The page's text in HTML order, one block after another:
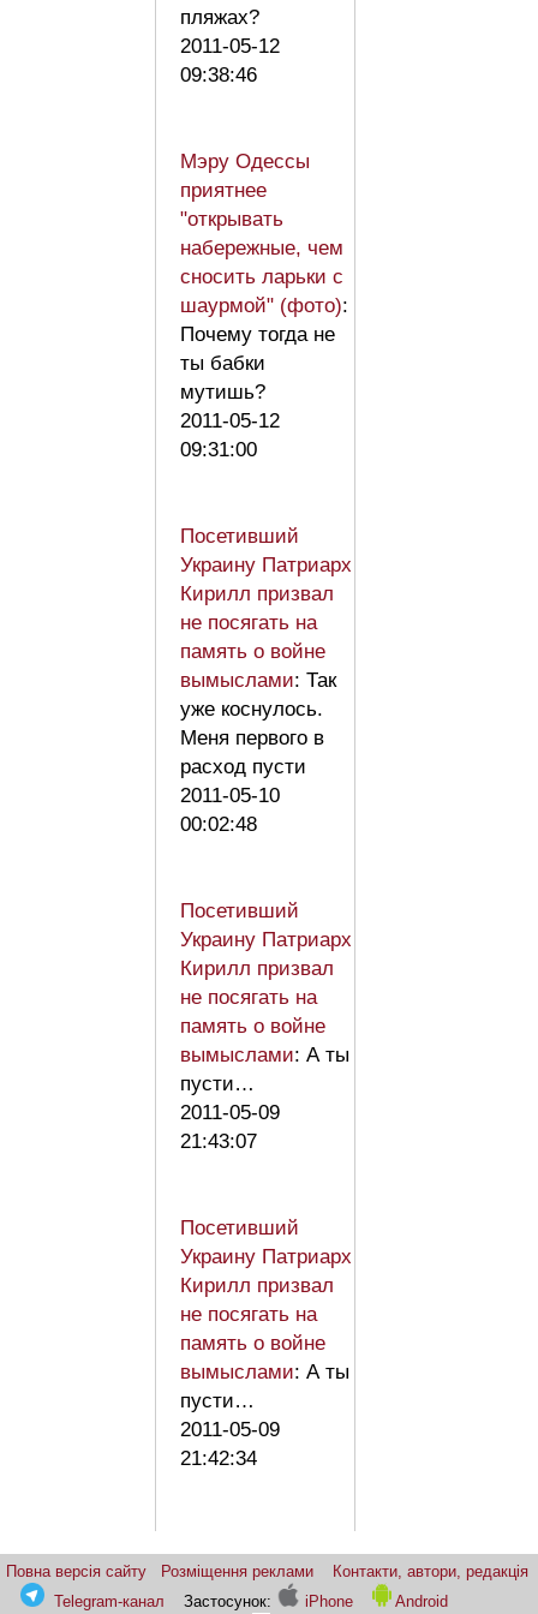
пляжах?
2011-05-12
09:38:46
Мэру Одессы
приятнее
"открывать
набережные, чем
сносить ларьки с
шаурмой" (фото):
Почему тогда не
ты бабки
мутишь?
2011-05-12
09:31:00
Посетивший
Украину Патриарх
Кирилл призвал
не посягать на
память о войне
вымыслами: Так
уже коснулось.
Меня первого в
расход пусти
2011-05-10
00:02:48
Посетивший
Украину Патриарх
Кирилл призвал
не посягать на
память о войне
вымыслами: А ты
пусти…
2011-05-09
21:43:07
Посетивший
Украину Патриарх
Кирилл призвал
не посягать на
память о войне
вымыслами: А ты
пусти…
2011-05-09
21:42:34
Повна версія сайту Розміщення реклами
Контакти, автори, редакція
Telegram-канал
Застосунок: iPhone
Android